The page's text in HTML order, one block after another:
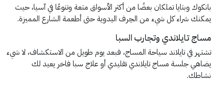
بانكوك وبتايا تملكان بعضًا من أكثر الأسواق متعة وتنوعًا في آسيا، حيث
يمكنك شراء كل شيء من الحِرف اليدوية حتى أطعمة الشارع المميزة.
مساج تايلاندي وتجارب السبا
تشتهر في تايلاند سياحة المساج، فبعد يوم طويل من الاستكشاف، لا شيء
يضاهي جلسة مساج تايلاندي تقليدي أو علاج سبا فاخر يعيد لك
نشاطك.